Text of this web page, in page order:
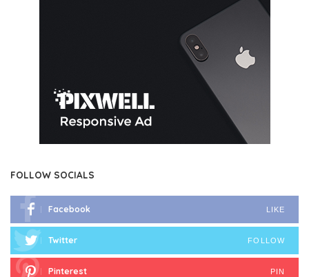
FOLLOW SOCIALS
Facebook LIKE
Twitter FOLLOW
Pinterest PIN